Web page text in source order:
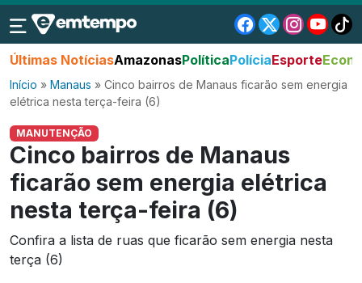
Últimas NotíciasAmazonasPolíticaPolíciaEsporte
Início » Manaus » Cinco bairros de Manaus ficarão sem energia
elétrica nesta terça-feira (6)
MANUTENÇÃO
Cinco bairros de Manaus
ficarão sem energia elétrica
nesta terça-feira (6)
Confira a lista de ruas que ficarão sem energia nesta
terça (6)